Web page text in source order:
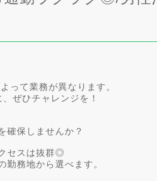
って業務が異なります。
ぜひチャレンジを！
確保しませんか？
セスは抜群◎
務地から選べます。